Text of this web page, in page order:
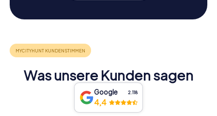
Was unsere Kunden sagen
Google 2.118
4,4